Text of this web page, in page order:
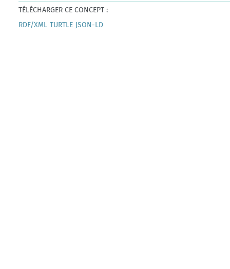
TÉLÉCHARGER CE CONCEPT :
RDF/XML TURTLE JSON-LD